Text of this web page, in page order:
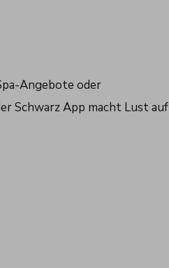
Angebote oder
Schwarz App macht Lust auf